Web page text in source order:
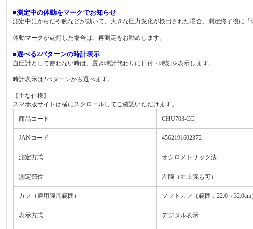
■測定中の体動をマークでお知らせ
測定中にからだや腕などが動いて、大きな圧力変化が検出された場合、測定終了後に「
体動マークが点灯した場合は、再測定をお勧めします。
■選べる2パターンの時計表示
血圧計として使わない時は、置き時計代わりに日付・時刻を表示します。
時計表示は2パターンから選べます。
【主な仕様】
スマホ版サイトは横にスクロールしてご確認いただけます。
商品コード
CHU703-CC
JANコード 4562191602372
測定方式 オシロメトリック法
測定部位 左腕（右上腕も可）
カフ（適用腕周範囲） ソフトカフ（範囲：22.0～32.0cm
表示方式 デジタル表示